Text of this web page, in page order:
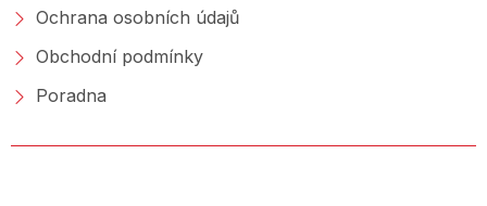
Ochrana osobních údajů
Obchodní podmínky
Poradna